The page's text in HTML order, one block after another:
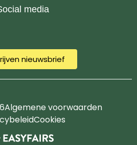
media
nieuwsbrief
Algemene voorwaarden
Cookies